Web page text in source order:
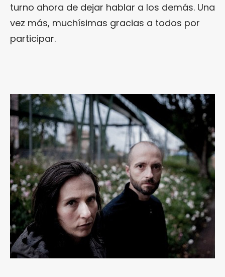
turno ahora de dejar hablar a los demás. Una
vez más, muchísimas gracias a todos por
participar.